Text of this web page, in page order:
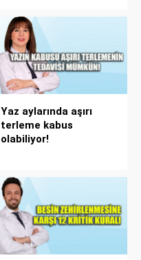
Yaz aylarında aşırı
terleme kabus
olabiliyor!